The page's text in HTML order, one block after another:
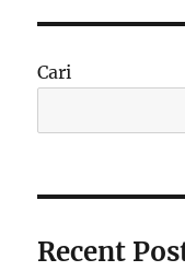
Cari
Recent